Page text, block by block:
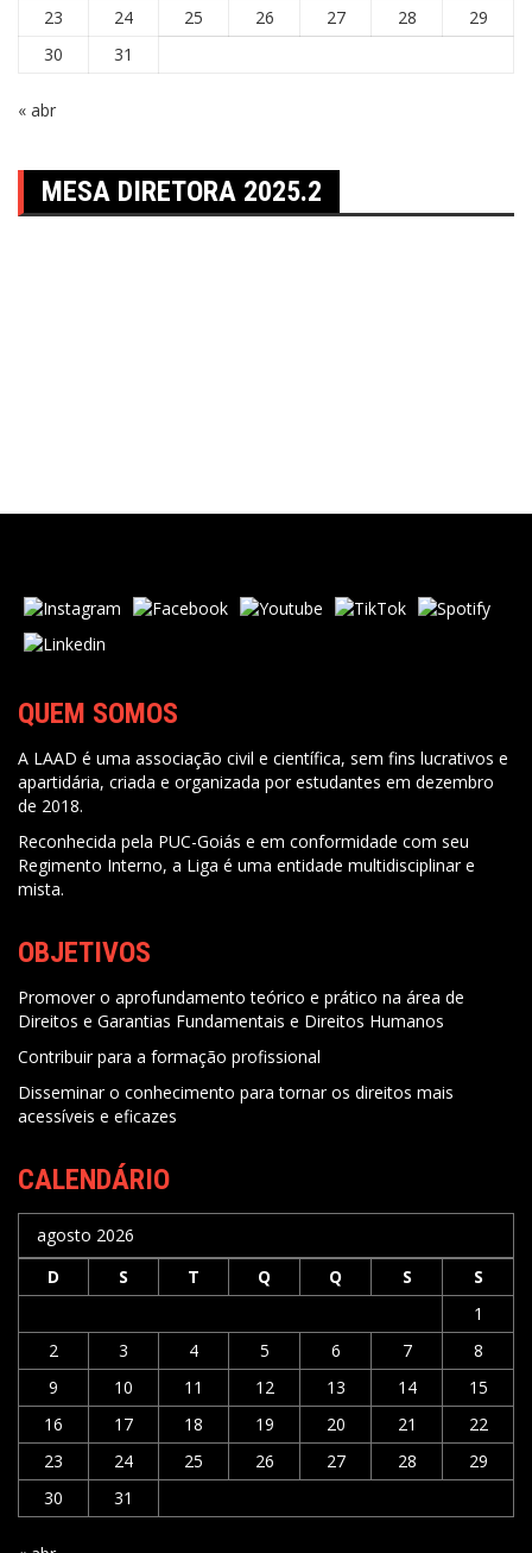
23
24 25 26 27 28
29
30
31
« abr
MESA DIRETORA 2025.2
QUEM SOMOS
A LAAD é uma associação civil e científica, sem fins lucrativos e
apartidária, criada e organizada por estudantes em dezembro
de 2018.
Reconhecida pela PUC-Goiás e em conformidade com seu
Regimento Interno, a Liga é uma entidade multidisciplinar e
mista.
OBJETIVOS
Promover o aprofundamento teórico e prático na área de
Direitos e Garantias Fundamentais e Direitos Humanos
Contribuir para a formação profissional
Disseminar o conhecimento para tornar os direitos mais
acessíveis e eficazes
CALENDÁRIO
agosto 2026
D
S T Q Q S
S
1
2
3 4 5 6 7
8
9
10 11 12 13 14
15
16
17 18 19 20 21
22
23
24 25 26 27 28
29
30
31